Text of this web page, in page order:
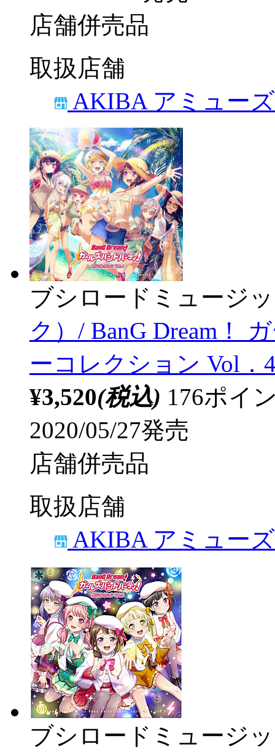
店舗併売品
取扱店舗
AKIBA アミュー
ブシロードミュージ
ク）/ BanG Dream！
ーコレクション Vol．
¥3,520(税込) 176ポイ
2020/05/27発売
店舗併売品
取扱店舗
AKIBA アミュー
ブシロードミュージ